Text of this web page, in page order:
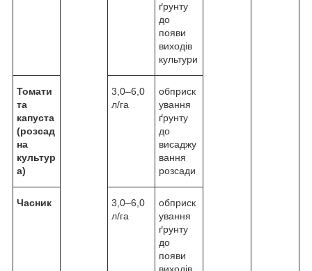
ґрунту
до
появи
виходів
культури
Томати
та
капуста
(розсад
на
культур
а)
3,0–6,0
л/га
обприск
ування
ґрунту
до
висаджу
вання
розсади
Часник
3,0–6,0
л/га
обприск
ування
ґрунту
до
появи